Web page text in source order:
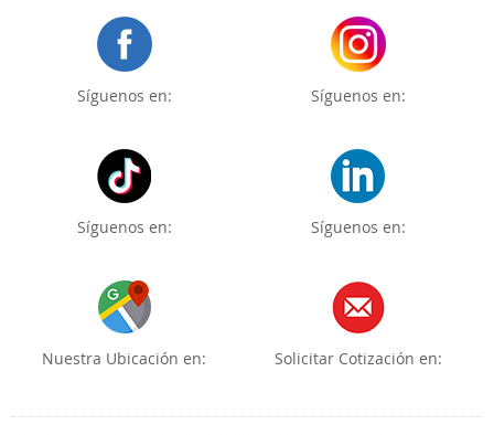
Síguenos en: Síguenos en:
Síguenos en: Síguenos en:
Nuestra Ubicación en: Solicitar Cotización en: